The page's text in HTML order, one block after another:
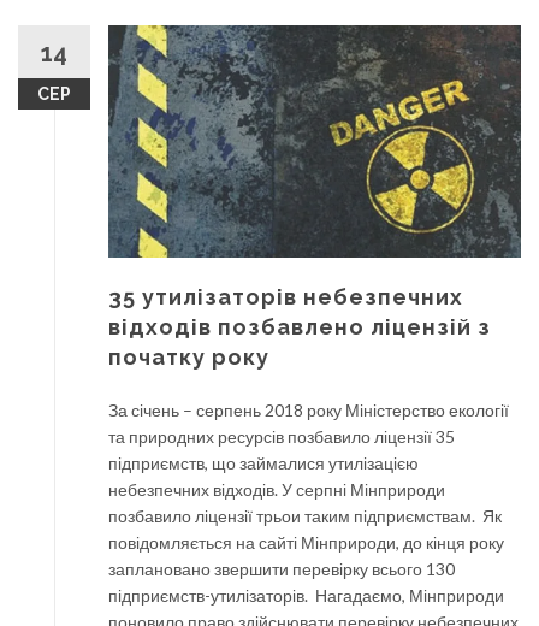
14
СЕР
35 утилізаторів небезпечних
відходів позбавлено ліцензій з
початку року
За січень – серпень 2018 року Міністерство екології
та природних ресурсів позбавило ліцензії 35
підприємств, що займалися утилізацією
небезпечних відходів. У серпні Мінприроди
позбавило ліцензії трьои таким підприємствам. Як
повідомляється на сайті Мінприроди, до кінця року
заплановано звершити перевірку всього 130
підприємств-утилізаторів. Нагадаємо, Мінприроди